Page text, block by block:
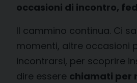
occasioni di incontro,
Il cammino continua. Ci
momenti, altre occasioni
incontrarsi, per scoprire
dire essere chiamati per